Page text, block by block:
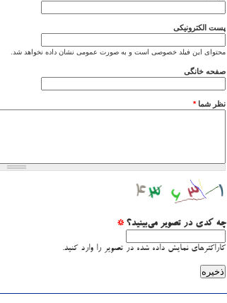
پست الکترونیکی
محتوای این فیلد خصوصی است و به صورت عمومی نشان داده نخواهد شد.
صفحه خانگی
نظر شما*
چه کدی در تصویر می‌بینید؟*
کاراکترهای نمایش داده شده در تصویر را وارد کنید.